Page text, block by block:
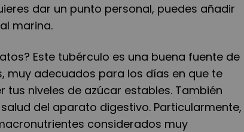
dar un punto personal, puedes añadir
marina.
Este tubérculo es una buena fuente de
muy adecuados para los días en que te
tus niveles de azúcar estables. También
del aparato digestivo. Particularmente,
considerados muy